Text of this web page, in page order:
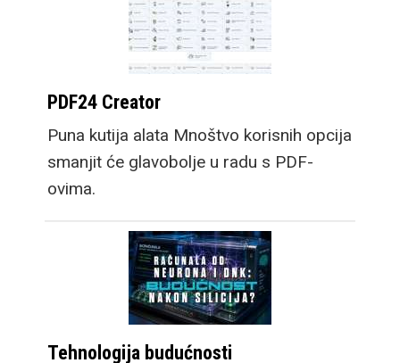
PDF24 Creator
Puna kutija alata Mnoštvo korisnih opcija
smanjit će glavobolje u radu s PDF-
ovima.
Tehnologija budućnosti